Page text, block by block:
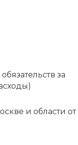
за
и области от